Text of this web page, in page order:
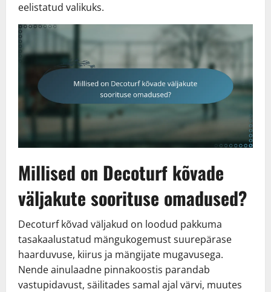
eelistatud valikuks.
Millised on Decoturf kõvade
väljakute soorituse omadused?
Decoturf kõvad väljakud on loodud pakkuma
tasakaalustatud mängukogemust suurepärase
haarduvuse, kiirus ja mängijate mugavusega.
Nende ainulaadne pinnakoostis parandab
vastupidavust, säilitades samal ajal värvi, muutes